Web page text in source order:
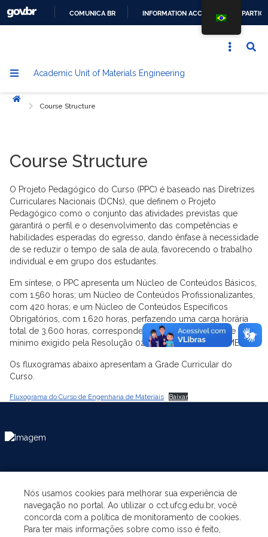
COMUNICA BR INFORMATION ACCESS
Academic Unit of Materials Engineering
Home
Course Structure
Course Structure
O Projeto Pedagógico do Curso (PPC) é baseado nas Diretrizes
Curriculares Nacionais (DCNs), que definem o Projeto
Pedagógico como o conjunto das atividades previstas que
garantirá o perfil e o desenvolvimento das competências e
habilidades esperadas do egresso, dando ênfase à necessidade
de se reduzir o tempo de sala de aula, favorecendo o trabalho
individual e em grupo dos estudantes.
Em síntese, o PPC apresenta um Núcleo de Conteúdos Básicos,
com 1.560 horas; um Núcleo de Conteúdos Profissionalizantes,
com 420 horas; e um Núcleo de Conteúdos Específicos
Obrigatórios, com 1.620 horas, perfazendo uma carga horária
total de 3.600 horas, correspondendo a 240 créditos, que é
mínimo exigido pela Resolução 02/2007, do CNE/CES-MEC.
Os fluxogramas abaixo apresentam a Grade Curricular do
Curso.
Fluxograma do Curso de Engenharia de Materiais Baixar
Nós usamos cookies para melhorar sua experiência de
navegação no portal. Ao utilizar o cct.ufcg.edu.br, você
concorda com a política de monitoramento de cookies.
Para ter mais informações sobre como isso é feito,